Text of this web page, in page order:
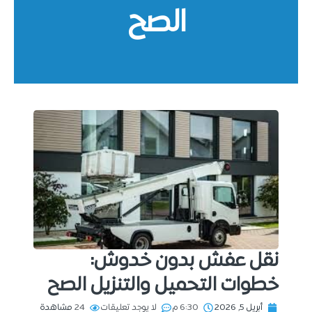
الصح
نقل عفش بدون خدوش:
خطوات التحميل والتنزيل الصح
أبريل 5, 2026 6:30 م لا يوجد تعليقات 24 مشاهدة